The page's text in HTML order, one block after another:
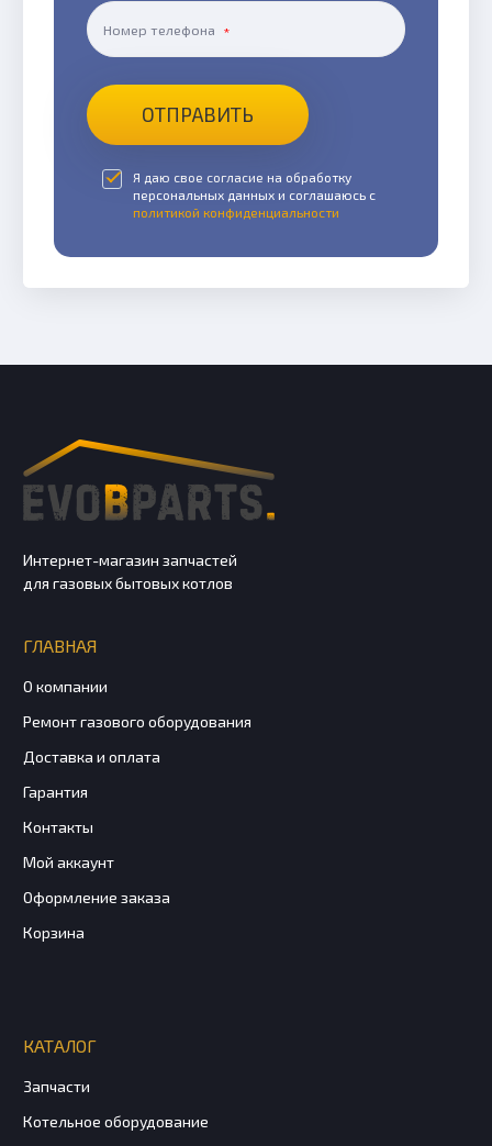
Номер телефона
ОТПРАВИТЬ
Я даю свое согласие на обработку
персональных данных и соглашаюсь с
политикой конфиденциальности
Интернет-магазин запчастей
для газовых бытовых котлов
ГЛАВНАЯ
О компании
Ремонт газового оборудования
Доставка и оплата
Гарантия
Контакты
Мой аккаунт
Оформление заказа
Корзина
КАТАЛОГ
Запчасти
Котельное оборудование